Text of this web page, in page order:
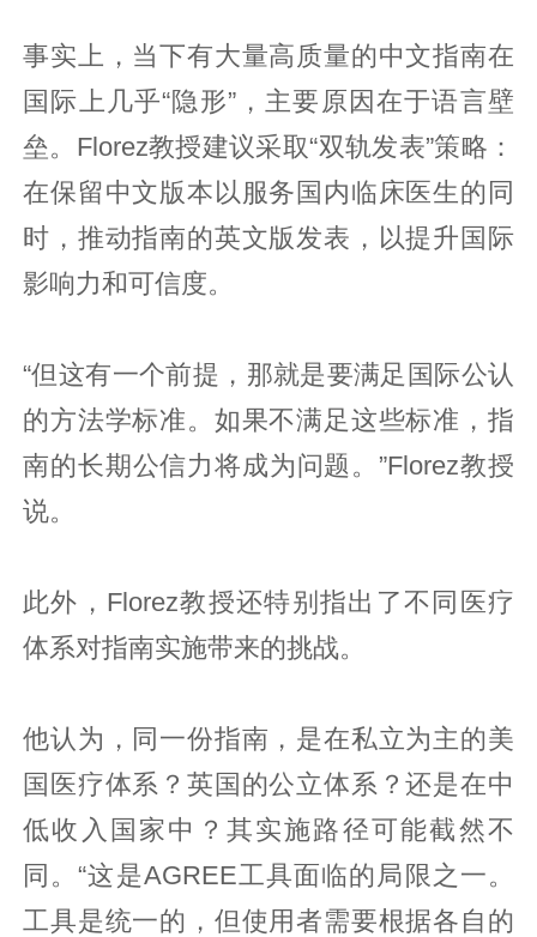
事实上，当下有大量高质量的中文指南在
国际上几乎“隐形”，主要原因在于语言壁
垒。Florez教授建议采取“双轨发表”策略：
在保留中文版本以服务国内临床医生的同
时，推动指南的英文版发表，以提升国际
影响力和可信度。
“但这有一个前提，那就是要满足国际公认
的方法学标准。如果不满足这些标准，指
南的长期公信力将成为问题。”Florez教授
说。
此外，Florez教授还特别指出了不同医疗
体系对指南实施带来的挑战。
他认为，同一份指南，是在私立为主的美
国医疗体系？英国的公立体系？还是在中
低收入国家中？其实施路径可能截然不
同。“这是AGREE工具面临的局限之一。
工具是统一的，但使用者需要根据各自的